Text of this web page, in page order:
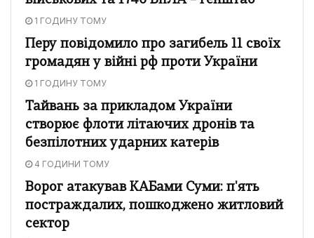
1 ГОДИНУ ТОМУ
Перу повідомило про загибель 11 своїх
громадян у війні рф проти України
1 ГОДИНУ ТОМУ
Тайвань за прикладом України
створює флоти літаючих дронів та
безпілотних ударних катерів
4 ГОДИНИ ТОМУ
Ворог атакував КАБами Суми: п'ять
постраждалих, пошкоджено житловий
сектор